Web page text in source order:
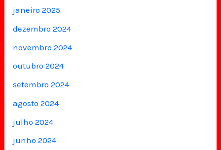
janeiro 2025
dezembro 2024
novembro 2024
outubro 2024
setembro 2024
agosto 2024
julho 2024
junho 2024